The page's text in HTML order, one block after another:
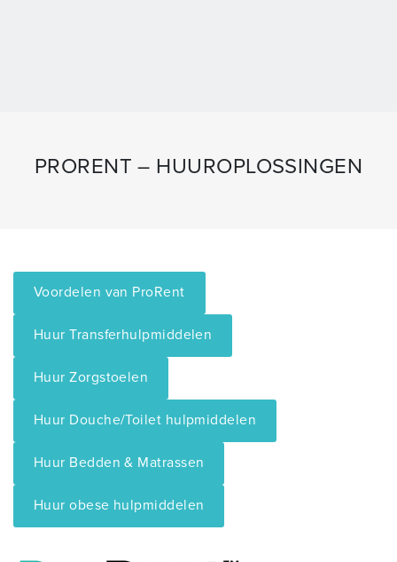
PRORENT – HUUROPLOSSINGEN
Voordelen van ProRent
Huur Transferhulpmiddelen
Huur Zorgstoelen
Huur Douche/Toilet hulpmiddelen
Huur Bedden & Matrassen
Huur obese hulpmiddelen